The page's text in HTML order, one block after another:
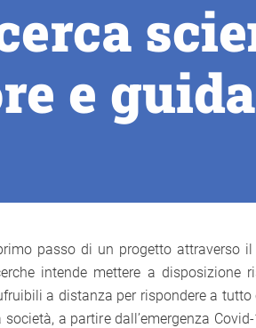
e
passo di un progetto attraverso
intende mettere a disposizione
a distanza per rispondere a
a partire dall’emergenza Covid-